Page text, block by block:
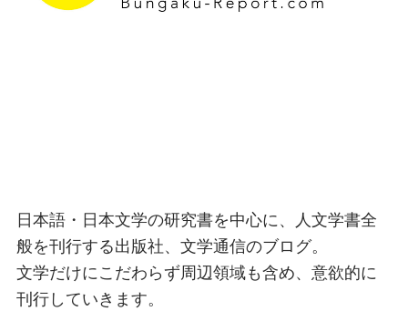
日本語・日本文学の研究書を中心に、人文学書全
般を刊行する出版社、文学通信のブログ。
文学だけにこだわらず周辺領域も含め、意欲的に
刊行していきます。